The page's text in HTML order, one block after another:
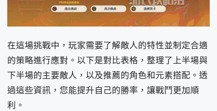
在這場挑戰中，玩家需要了解敵人的特性並制定合適
的策略進行應對。以下是對比表格，整理了上半場與
下半場的主要敵人，以及推薦的角色和元素搭配。透
過這些資訊，您能提升自己的勝率，讓戰鬥更加順
利。